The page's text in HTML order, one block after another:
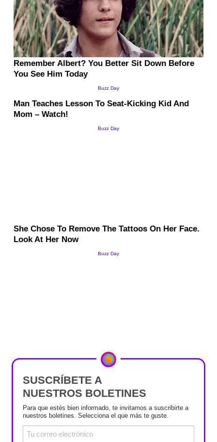
SUSCRÍBETE A
NUESTROS BOLETINES
Para que estés bien informado, te invitamos a suscribirte a
nuestros boletines. Selecciona el que más te guste.